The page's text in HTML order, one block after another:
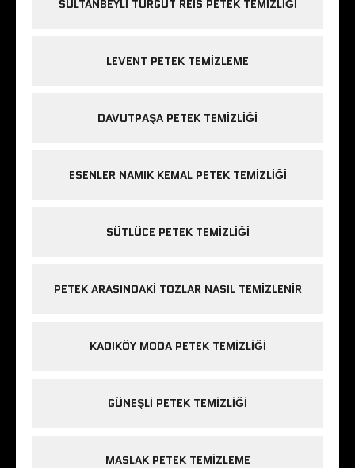
SULTANBEYLI TURGUT REIS PETEK TEMIZLIĞI
LEVENT PETEK TEMIZLEME
DAVUTPAŞA PETEK TEMIZLIĞI
ESENLER NAMIK KEMAL PETEK TEMIZLIĞI
SÜTLÜCE PETEK TEMIZLIĞI
PETEK ARASINDAKI TOZLAR NASIL TEMIZLENIR
KADIKÖY MODA PETEK TEMIZLIĞI
GÜNEŞLI PETEK TEMIZLIĞI
MASLAK PETEK TEMIZLEME